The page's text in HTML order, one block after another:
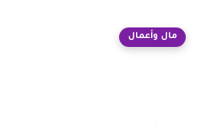
مال وأعمال